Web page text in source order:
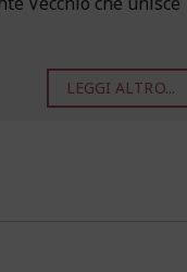
LEGGI ALTRO...